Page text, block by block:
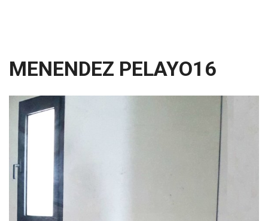
MENENDEZ PELAYO16